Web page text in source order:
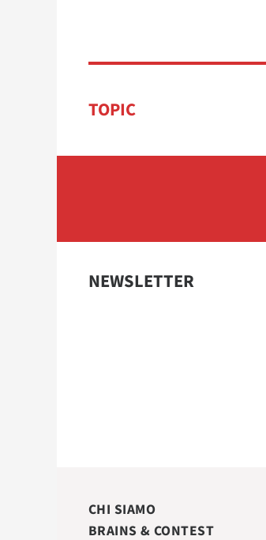
TOPIC
NEWSLETTER
CHI SIAMO
BRAINS & CONTEST